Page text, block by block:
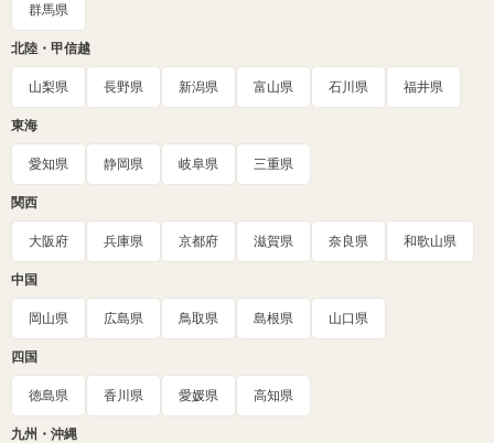
群馬県
北陸・甲信越
山梨県 長野県 新潟県 富山県 石川県 福井県
東海
愛知県 静岡県 岐阜県 三重県
関西
大阪府 兵庫県 京都府 滋賀県 奈良県 和歌山県
中国
岡山県 広島県 鳥取県 島根県 山口県
四国
徳島県 香川県 愛媛県 高知県
九州・沖縄